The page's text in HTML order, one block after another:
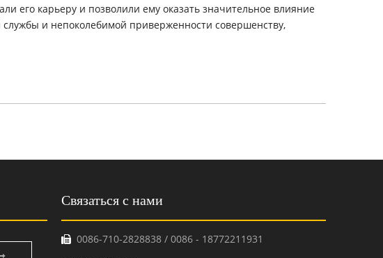
его карьеру и позволили ему оказать значительное влияние
и непоколебимой приверженности совершенству,
Связаться с нами
 0086-710-2828838 / 0086 - 18772211931